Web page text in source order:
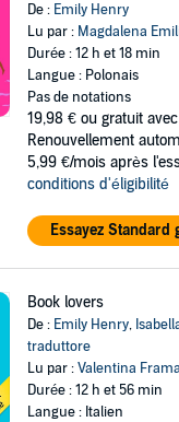
De : Emily Henry
Lu par : Magdalena
Durée : 12 h et 18 min
Langue : Polonais
Pas de notations
19,98 € ou gratuit
Renouvellement
5,99 €/mois après
conditions d'éligibilité
Essayez Standard
Book lovers
De : Emily Henry,
traduttore
Lu par :Valentina
Durée : 12 h et 56 min
Langue : Italien